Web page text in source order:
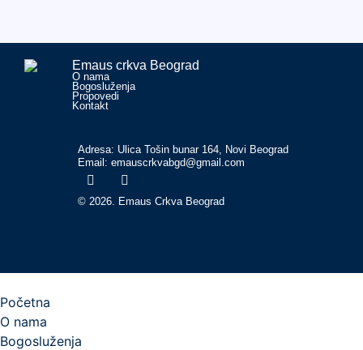
Emaus crkva Beograd
O nama
Bogosluženja
Propovedi
Kontakt
Adresa: Ulica Tošin bunar 164, Novi Beograd
Email: emauscrkvabgd@gmail.com
© 2026. Emaus Crkva Beograd
Početna
O nama
Bogosluženja